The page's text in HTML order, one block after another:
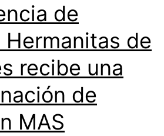
de
Hermanitas de
recibe una
de
MAS